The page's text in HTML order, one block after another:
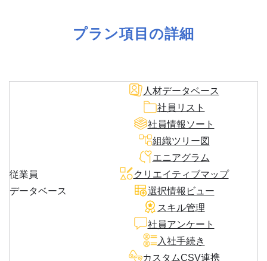
プラン項目の詳細
従業員
データベース
人材データベース
社員リスト
社員情報ソート
組織ツリー図
エニアグラム
クリエイティブマップ
選択情報ビュー
スキル管理
社員アンケート
入社手続き
カスタムCSV連携